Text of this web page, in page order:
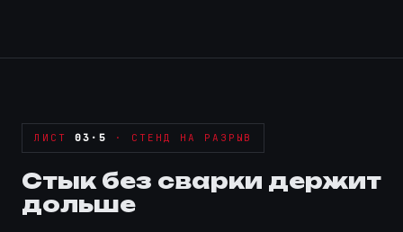
ЛИСТ 03·5 · СТЕНД НА РАЗРЫВ
Стык без сварки держит
дольше